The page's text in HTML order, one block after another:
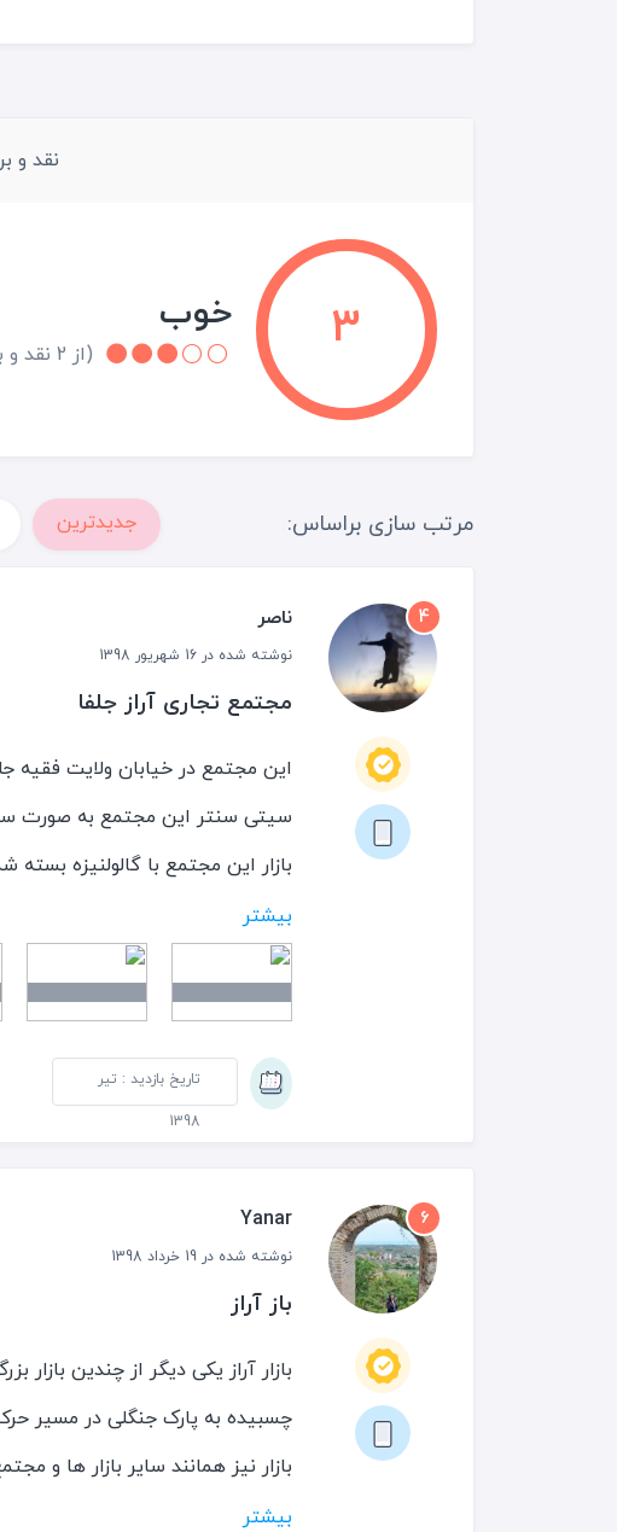
نقد و
3 خوب
(از 2 نقد و بررسی)
مرتب سازی براساس: جدیدترین
4 ناصر
نوشته شده در 16 شهریور 1398
مجتمع تجاری آراز جلفا
این مجتمع در خیابان ولایت فقیه
سیتی سنتر این مجتمع به صورت
بازار این مجتمع با گالولنیزه
این رو اکثر مغازه دارهای این
می رسانند ؛ در این بازار همه جور
لوازم خانگی و... قرار دارند که
بیشتر
تاریخ بازدید : تیر
1398
6
Yanar
نوشته شده در 19 خرداد 1398
باز آراز
بازار آراز یکی دیگر از چندین
چسبیده به پارک جنگلی در مسیر
بازار نیز همانند سایر بازار ها و
المان و فرانسه را به فروش میرساند.
بیشتر